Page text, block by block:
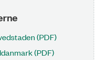
(PDF)
(PDF)